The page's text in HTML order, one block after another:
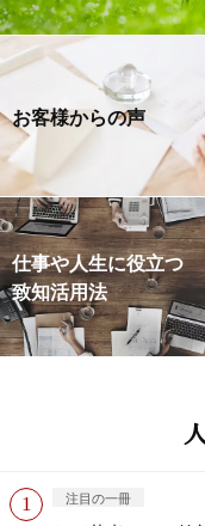
お客様からの声
仕事や人生に役立つ
致知活用法
注目の一冊